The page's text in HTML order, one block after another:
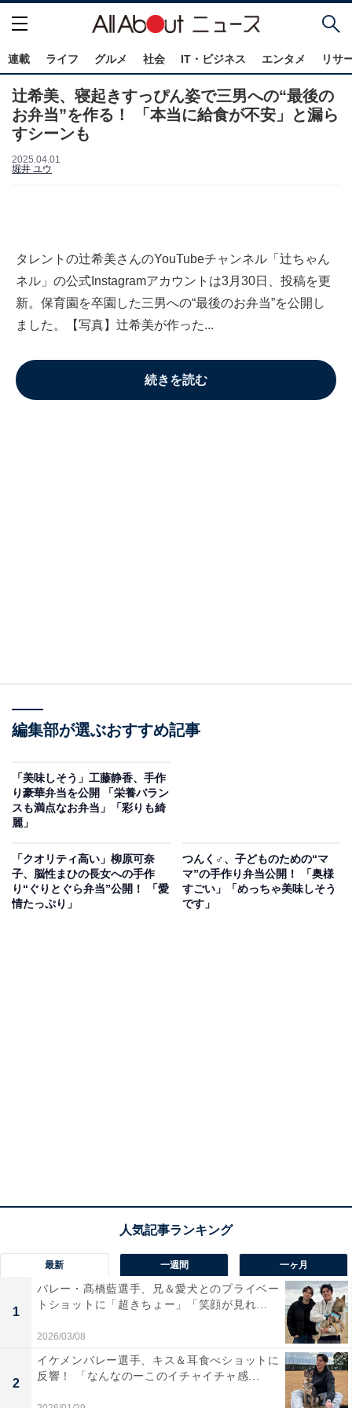
連載 ライフ グルメ 社会 IT・ビジネス エンタメ リサ
辻希美、寝起きすっぴん姿で三男への“最後の
お弁当”を作る！ 「本当に給食が不安」と漏ら
すシーンも
2025.04.01
堀井 ユウ
タレントの辻希美さんのYouTubeチャンネル「辻ちゃん
ネル」の公式Instagramアカウントは3月30日、投稿を更
新。保育園を卒園した三男への“最後のお弁当”を公開し
ました。【写真】辻希美が作った...
続きを読む
編集部が選ぶおすすめ記事
「美味しそう」工藤静香、手作
り豪華弁当を公開 「栄養バラン
スも満点なお弁当」「彩りも綺
麗」
「クオリティ高い」柳原可奈
子、脳性まひの長女への手作
り“ぐりとぐら弁当”公開！ 「愛
情たっぷり」
つんく♂、子どものための“マ
マ”の手作り弁当公開！ 「奥様
すごい」「めっちゃ美味しそう
です」
最新 一週間 一ヶ月
1
バレー・髙橋藍選手、兄＆愛犬とのプライベー
トショットに「超きちょー」「笑顔が見れ...
2026/03/08
2
イケメンバレー選手、キス＆耳食べショットに
反響！ 「なんなのーこのイチャイチャ感...